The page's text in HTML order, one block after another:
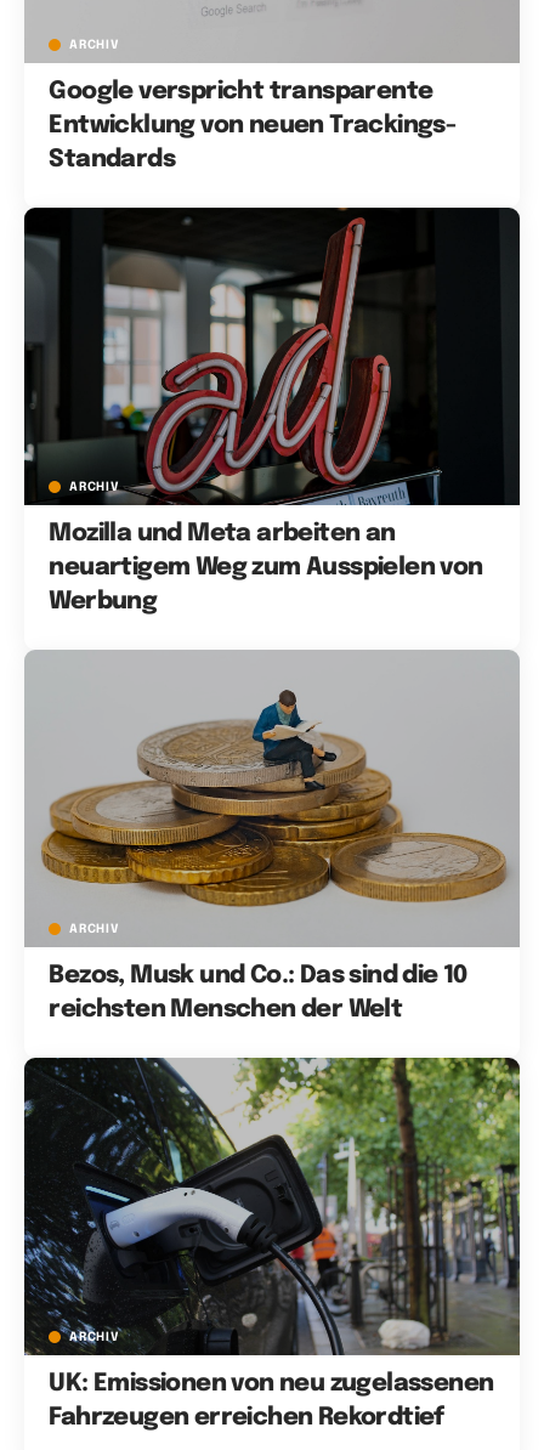
ARCHIV
Google verspricht transparente
Entwicklung von neuen Trackings-
Standards
ARCHIV
Mozilla und Meta arbeiten an
neuartigem Weg zum Ausspielen von
Werbung
ARCHIV
Bezos, Musk und Co.: Das sind die 10
reichsten Menschen der Welt
ARCHIV
UK: Emissionen von neu zugelassenen
Fahrzeugen erreichen Rekordtief